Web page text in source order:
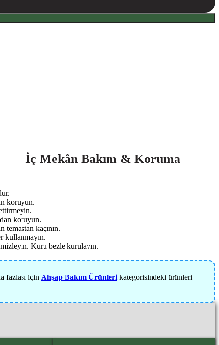
İç Mekân Bakım & Koruma
koruyun.
koruyun.
temastan kaçının.
kullanmayın.
Kuru bezle kurulayın.
fazlası için Ahşap Bakım Ürünleri kategorisindeki ürünleri